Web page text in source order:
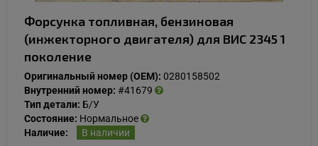
Форсунка топливная, бензиновая
(инжекторного двигателя) для ВИС 2345 1
поколение
Оригинальный номер (OEM): 0280158502
Внутренний номер: #41679
Тип детали: Б/У
Состояние: Нормальное
Наличие:
В наличии